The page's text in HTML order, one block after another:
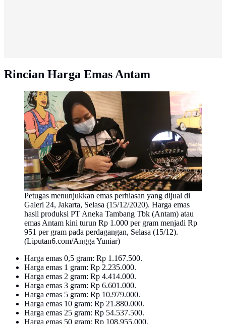
Rincian Harga Emas Antam
Petugas menunjukkan emas perhiasan yang dijual di
Galeri 24, Jakarta, Selasa (15/12/2020). Harga emas
hasil produksi PT Aneka Tambang Tbk (Antam) atau
emas Antam kini turun Rp 1.000 per gram menjadi Rp
951 per gram pada perdagangan, Selasa (15/12).
(Liputan6.com/Angga Yuniar)
Harga emas 0,5 gram: Rp 1.167.500.
Harga emas 1 gram: Rp 2.235.000.
Harga emas 2 gram: Rp 4.414.000.
Harga emas 3 gram: Rp 6.601.000.
Harga emas 5 gram: Rp 10.979.000.
Harga emas 10 gram: Rp 21.880.000.
Harga emas 25 gram: Rp 54.537.500.
Harga emas 50 gram: Rp 108.955.000.